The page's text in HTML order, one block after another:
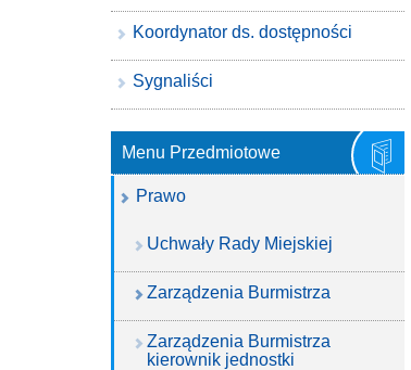
Koordynator ds. dostępności
Sygnaliści
Menu Przedmiotowe
Prawo
Uchwały Rady Miejskiej
Zarządzenia Burmistrza
Zarządzenia Burmistrza
kierownik jednostki